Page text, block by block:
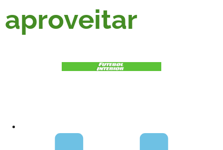
aproveitar